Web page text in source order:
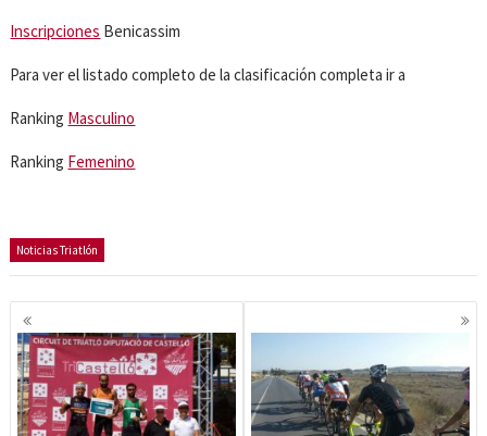
Inscripciones Benicassim
Para ver el listado completo de la clasificación completa ir a
Ranking Masculino
Ranking Femenino
Noticias Triatlón
Navegación
de
entradas